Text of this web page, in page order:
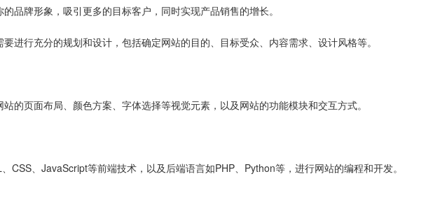
品牌形象，吸引更多的目标客户，同时实现产品销售的增长。
进行充分的规划和设计，包括确定网站的目的、目标受众、内容需求、设计风格等。
的页面布局、颜色方案、字体选择等视觉元素，以及网站的功能模块和交互方式。
CSS、JavaScript等前端技术，以及后端语言如PHP、Python等，进行网站的编程和开发。